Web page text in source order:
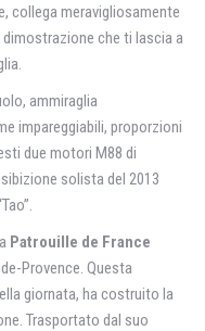
collega meravigliosamente
che ti lascia a
ammiraglia
impareggiabili, proporzioni
due motori M88 di
solista del 2013
Patrouille de France
Provence. Questa
giornata, ha costruito la
Trasportato dal suo